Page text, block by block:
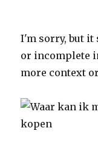
I'm sorry, but it
or incomplete
more context